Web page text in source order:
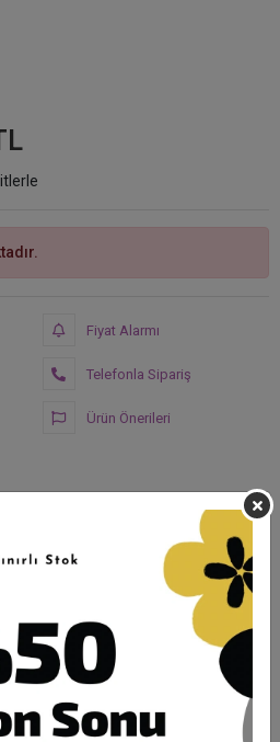
Fiyat Alarmı
Telefonla Sipariş
Ürün Önerileri
İade ve Değişim
ve Teslimat Taksit Seçenekleri
Yorumlar